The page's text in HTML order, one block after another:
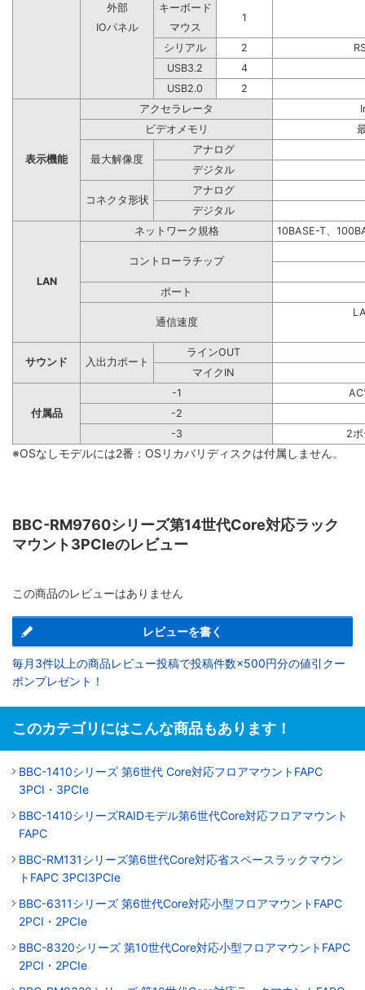
外部
キーボード
1
IOパネル
マウス
シリアル
2
USB3.2
4
USB2.0
2
表示機能
アクセラレータ
ビデオメモリ
最大解像度
アナログ
デジタル
コネクタ形状
アナログ
デジタル
LAN
ネットワーク規格 10BASE-T、
コントローラチップ
ポート
通信速度
サウンド 入出力ポート
ラインOUT
マイクIN
付属品
-1
-2
-3
2
※OSなしモデルには2番：OSリカバリディスクは付属しません。
BBC-RM9760シリーズ第14世代Core対応ラック
マウント3PCIeのレビュー
この商品のレビューはありません
レビューを書く
毎月3件以上の商品レビュー投稿で投稿件数×500円分の値引クー
ポンプレゼント！
このカテゴリにはこんな商品もあります！
BBC-1410シリーズ 第6世代 Core対応フロアマウントFAPC
3PCI・3PCIe
BBC-1410シリーズRAIDモデル第6世代Core対応フロアマウント
FAPC
BBC-RM131シリーズ第6世代Core対応省スペースラックマウン
トFAPC 3PCI3PCIe
BBC-6311シリーズ 第6世代Core対応小型フロアマウントFAPC
2PCI・2PCIe
BBC-8320シリーズ 第10世代Core対応小型フロアマウントFAPC
2PCI・2PCIe